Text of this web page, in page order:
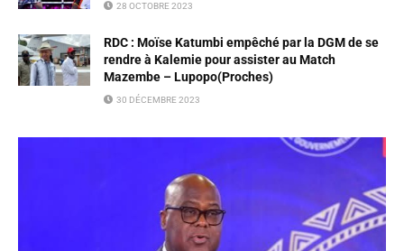
28 OCTOBRE 2023
RDC : Moïse Katumbi empêché par la DGM de se
rendre à Kalemie pour assister au Match
Mazembe – Lupopo(Proches)
30 DÉCEMBRE 2023